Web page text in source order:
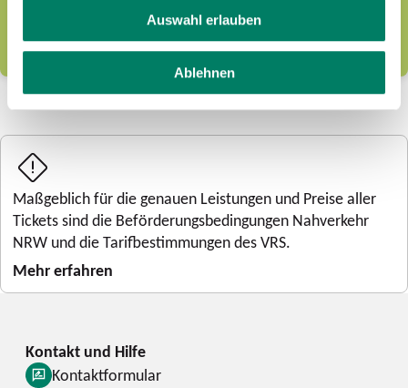
Auswahl erlauben
Ablehnen
Maßgeblich für die genauen Leistungen und Preise aller
Tickets sind die Beförderungsbedingungen Nahverkehr
NRW und die Tarifbestimmungen des VRS.
Mehr erfahren
Kontaktformular